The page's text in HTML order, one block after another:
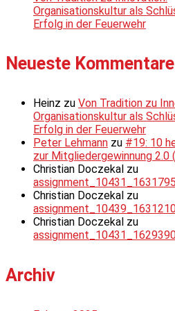
Organisationskultur als
Erfolg in der Feuerwehr
Neueste Kommentare
Heinz zu Von Tradition zu
Organisationskultur als
Erfolg in der Feuerwehr
Peter Lehmann zu #19: 10
zur Mitgliedergewinnung 2.0
Christian Doczekal zu
Christian Doczekal zu
Christian Doczekal zu
Archiv